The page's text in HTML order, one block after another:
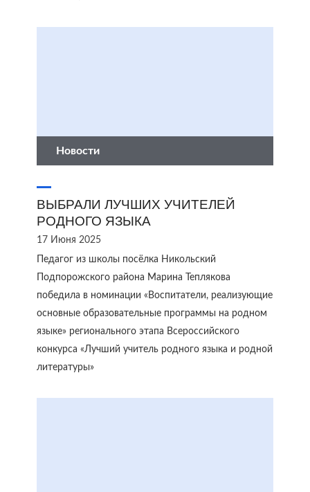
Новости
ВЫБРАЛИ ЛУЧШИХ УЧИТЕЛЕЙ
РОДНОГО ЯЗЫКА
17 Июня 2025
Педагог из школы посёлка Никольский
Подпорожского района Марина Теплякова
победила в номинации «Воспитатели, реализующие
основные образовательные программы на родном
языке» регионального этапа Всероссийского
конкурса «Лучший учитель родного языка и родной
литературы»